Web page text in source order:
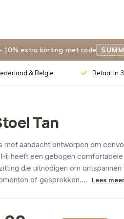
korting met code SUMMER10
& Belgie Betaal In
Tan
met aandacht ontworpen om
heeft een gebogen comfortabele
die uitnodigen om
of gesprekken....
Lees meer